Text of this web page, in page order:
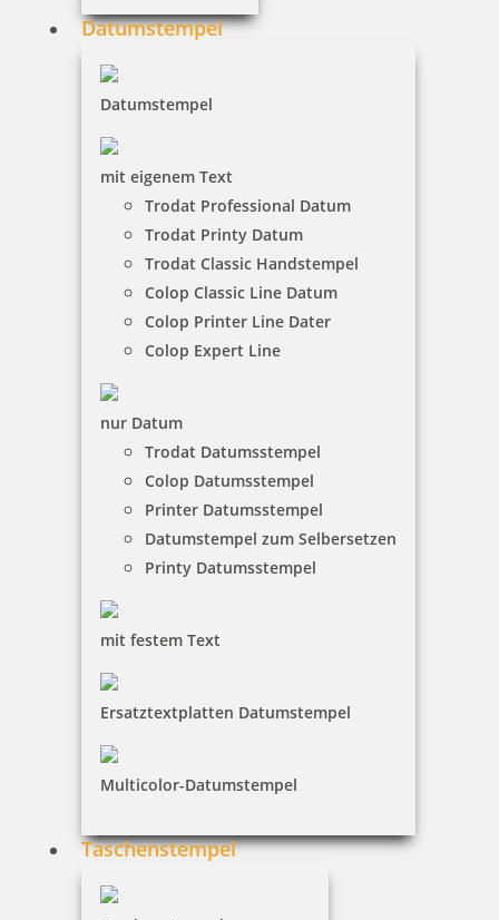
Datumstempel
Datumstempel
mit eigenem Text
Trodat Professional Datum
Trodat Printy Datum
Trodat Classic Handstempel
Colop Classic Line Datum
Colop Printer Line Dater
Colop Expert Line
nur Datum
Trodat Datumsstempel
Colop Datumsstempel
Printer Datumsstempel
Datumstempel zum Selbersetzen
Printy Datumsstempel
mit festem Text
Ersatztextplatten Datumstempel
Multicolor-Datumstempel
Taschenstempel
LaDot Tattoostempel
trodat Creative Mini
trodat Motivstempel
trodat Pixel Stamp